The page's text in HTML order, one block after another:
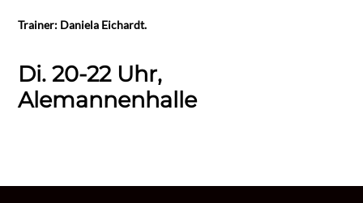
Trainer: Daniela Eichardt.
Di. 20-22 Uhr,
Alemannenhalle